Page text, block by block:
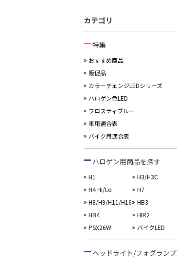
カテゴリ
特集
おすすめ商品
販促品
カラーチェンジLEDシリーズ
ハロゲン色LED
フロスティブルー
車用適合表
バイク用適合表
ハロゲン用商品を探す
H1
H3/H3C
H4 Hi/Lo
H7
H8/H9/H11/H16
HB3
HB4
HIR2
PSX26W
バイクLED
ヘッドライト/フォグランプ